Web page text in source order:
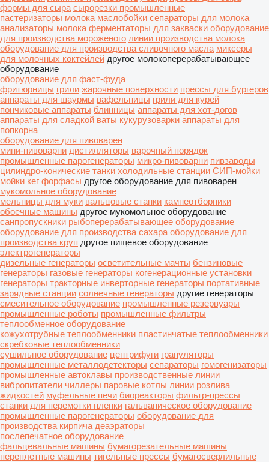
формы для сыра сырорезки промышленные
пастеризаторы молока маслобойки сепараторы для молока
анализаторы молока ферментаторы для закваски оборудование
для производства мороженого линии производства молока
оборудование для производства сливочного масла миксеры
для молочных коктейлей другое молокоперерабатывающее
оборудование
оборудование для фаст-фуда
фритюрницы грили жарочные поверхности прессы для бургеров
аппараты для шаурмы вафельницы грили для курей
пончиковые аппараты блинницы аппараты для хот-догов
аппараты для сладкой ваты кукурузоварки аппараты для
попкорна
оборудование для пивоварен
мини-пивоварни дистилляторы варочный порядок
промышленные парогенераторы микро-пивоварни пивзаводы
цилиндро-конические танки холодильные станции СИП-мойки
мойки кег форфасы другое оборудование для пивоварен
мукомольное оборудование
мельницы для муки вальцовые станки камнеотборники
обоечные машины другое мукомольное оборудование
санпропускники рыбоперерабатывающее оборудование
оборудование для производства сахара оборудование для
производства круп другое пищевое оборудование
электрогенераторы
дизельные генераторы осветительные мачты бензиновые
генераторы газовые генераторы когенерационные установки
генераторы тракторные инверторные генераторы портативные
зарядные станции солнечные генераторы другие генераторы
смесительное оборудование промышленные резервуары
промышленные роботы промышленные фильтры
теплообменное оборудование
кожухотрубные теплообменники пластинчатые теплообменники
скребковые теплообменники
сушильное оборудование центрифуги грануляторы
промышленные металлодетекторы сепараторы гомогенизаторы
промышленные автоклавы производственные линии
вибропитатели чиллеры паровые котлы линии розлива
жидкостей муфельные печи биореакторы фильтр-прессы
станки для перемотки пленки гальваническое оборудование
промышленные парогенераторы оборудование для
производства кирпича деаэраторы
послепечатное оборудование
фальцевальные машины бумагорезательные машины
переплетные машины тигельные прессы бумагосверлильные